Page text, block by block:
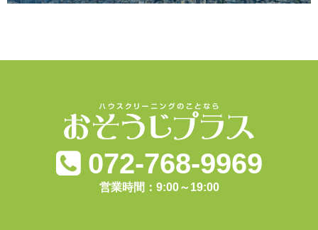
072-768-9969
営業時間：9:00～19:00